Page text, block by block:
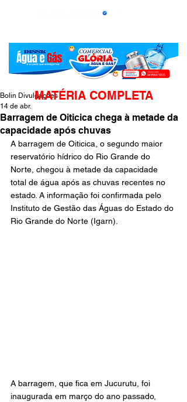
Barragem de Oiticica chega à metade da
capacidade após chuvas
Bolin Divulgações
14 de abr.
A barragem de Oiticica, o segundo maior
reservatório hídrico do Rio Grande do
Norte, chegou à metade da capacidade
total de água após as chuvas recentes no
estado. A informação foi confirmada pelo
Instituto de Gestão das Águas do Estado do
Rio Grande do Norte (Igarn).
A barragem, que fica em Jucurutu, foi
inaugurada em março do ano passado,
MATÉRIA COMPLETA